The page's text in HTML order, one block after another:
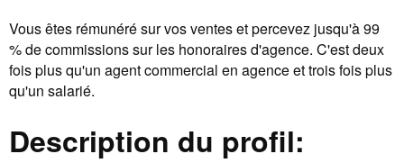
Vous êtes rémunéré sur vos ventes et percevez jusqu'à 99
% de commissions sur les honoraires d'agence. C'est deux
fois plus qu'un agent commercial en agence et trois fois plus
qu'un salarié.
Description du profil: